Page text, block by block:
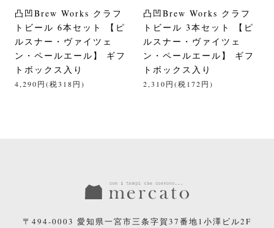
凸凹Brew Works クラフ
トビール 6本セット 【ピ
ルスナー・ヴァイツェ
ン・ペールエール】 ギフ
トボックス入り
4,290円(税318円)
凸凹Brew Works クラフ
トビール 3本セット 【ピ
ルスナー・ヴァイツェ
ン・ペールエール】 ギフ
トボックス入り
2,310円(税172円)
〒494-0003 愛知県一宮市三条字賀37番地1小澤ビル2F